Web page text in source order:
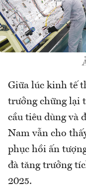
Giữa lúc kinh tế
trưởng chững lại
cầu tiêu dùng và
Nam vẫn cho
phục hồi ấn
đà tăng trưởng
2025.